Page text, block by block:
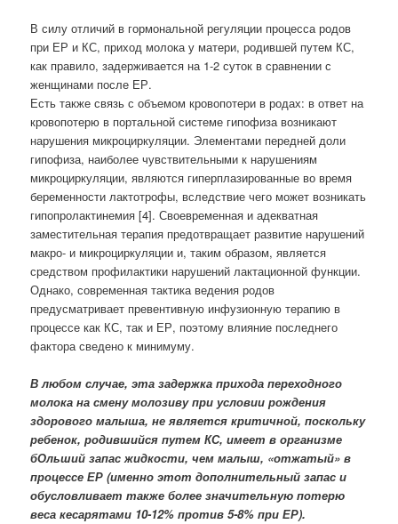
В силу отличий в гормональной регуляции процесса родов
при ЕР и КС, приход молока у матери, родившей путем КС,
как правило, задерживается на 1-2 суток в сравнении с
женщинами после ЕР.
Есть также связь с объемом кровопотери в родах: в ответ на
кровопотерю в портальной системе гипофиза возникают
нарушения микроциркуляции. Элементами передней доли
гипофиза, наиболее чувствительными к нарушениям
микроциркуляции, являются гиперплазированные во время
беременности лактотрофы, вследствие чего может возникать
гипопролактинемия [4]. Своевременная и адекватная
заместительная терапия предотвращает развитие нарушений
макро- и микроциркуляции и, таким образом, является
средством профилактики нарушений лактационной функции.
Однако, современная тактика ведения родов
предусматривает превентивную инфузионную терапию в
процессе как КС, так и ЕР, поэтому влияние последнего
фактора сведено к минимуму.
В любом случае, эта задержка прихода переходного
молока на смену молозиву при условии рождения
здорового малыша, не является критичной, поскольку
ребенок, родившийся путем КС, имеет в организме
бОльший запас жидкости, чем малыш, «отжатый» в
процессе ЕР (именно этот дополнительный запас и
обусловливает также более значительную потерю
веса кесарятами 10-12% против 5-8% при ЕР).